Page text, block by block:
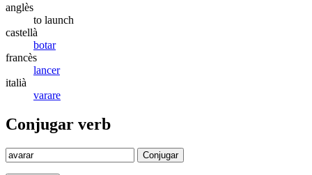
anglès
to launch
castellà
botar
francès
lancer
italià
varare
Conjugar verb
Conjugar